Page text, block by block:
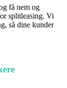
få nem og
splitleasing. Vi
så dine kunder